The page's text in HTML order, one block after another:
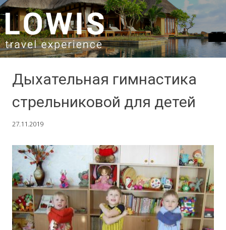
SKIP TO CONTENT
Дыхательная гимнастика
стрельниковой для детей
27.11.2019